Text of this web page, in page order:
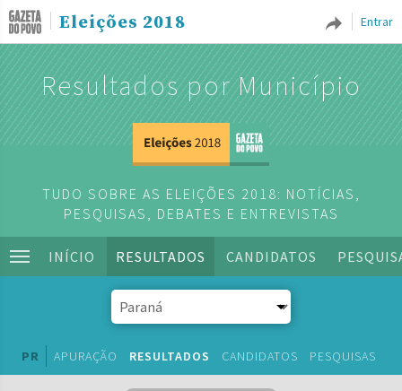
Entrar
Eleições 2018
Resultados por Município
TUDO SOBRE AS ELEIÇÕES 2018: NOTÍCIAS,
PESQUISAS, DEBATES E ENTREVISTAS
INÍCIO RESULTADOS CANDIDATOS
PR APURAÇÃO RESULTADOS CANDIDATOS PESQUISAS